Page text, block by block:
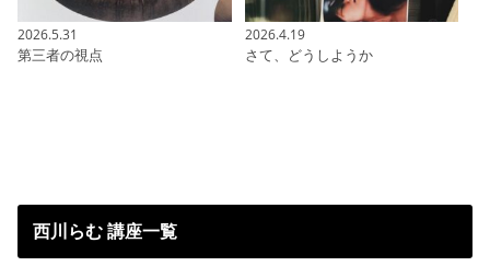
2026.5.31
第三者の視点
2026.4.19
さて、どうしようか
西川らむ 講座一覧